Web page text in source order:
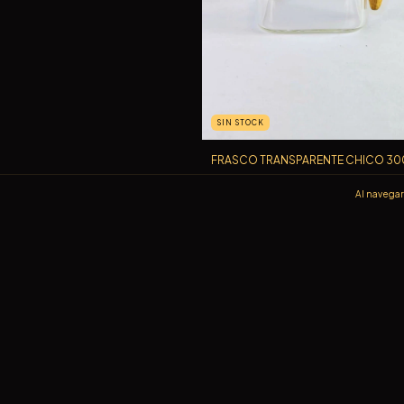
Al
SIN STOCK
FRASCO TRANSPARENTE CHICO